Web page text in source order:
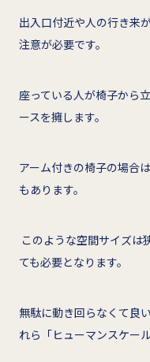
出入口付近や人の行き来
注意が必要です。
座っている人が椅子から
ースを擁します。
アーム付きの椅子の場合
もあります。
このような空間サイズは
ても必要となります。
無駄に動き回らなくて良
れら「ヒューマンスケー